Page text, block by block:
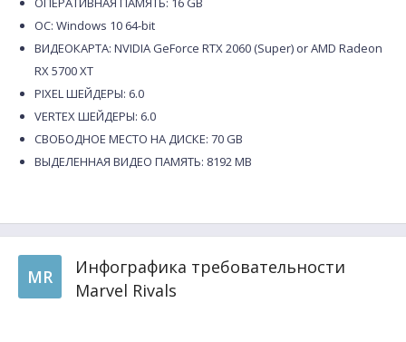
ОС: Windows 10 64-bit
ВИДЕОКАРТА: NVIDIA GeForce RTX 2060 (Super) or AMD Radeon
RX 5700 XT
PIXEL ШЕЙДЕРЫ: 6.0
VERTEX ШЕЙДЕРЫ: 6.0
СВОБОДНОЕ МЕСТО НА ДИСКЕ: 70 GB
ВЫДЕЛЕННАЯ ВИДЕО ПАМЯТЬ: 8192 MB
MR
Инфографика требовательности
Marvel Rivals